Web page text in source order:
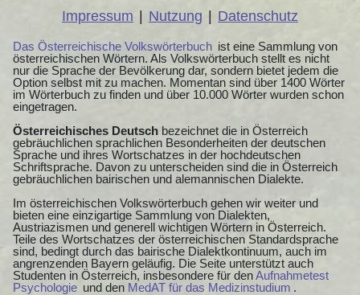
Impressum | Nutzung | Datenschutz
Das Österreichische Volkswörterbuch ist eine Sammlung von
österreichischen Wörtern. Als Volkswörterbuch stellt es nicht
nur die Sprache der Bevölkerung dar, sondern bietet jedem die
Option selbst mit zu machen. Momentan sind über 1400 Wörter
im Wörterbuch zu finden und über 10.000 Wörter wurden schon
eingetragen.
Österreichisches Deutsch bezeichnet die in Österreich
gebräuchlichen sprachlichen Besonderheiten der deutschen
Sprache und ihres Wortschatzes in der hochdeutschen
Schriftsprache. Davon zu unterscheiden sind die in Österreich
gebräuchlichen bairischen und alemannischen Dialekte.
Im österreichischen Volkswörterbuch gehen wir weiter und
bieten eine einzigartige Sammlung von Dialekten,
Austriazismen und generell wichtigen Wörtern in Österreich.
Teile des Wortschatzes der österreichischen Standardsprache
sind, bedingt durch das bairische Dialektkontinuum, auch im
angrenzenden Bayern geläufig. Die Seite unterstützt auch
Studenten in Österreich, insbesondere für denAufnahmetest
Psychologie und den MedAT für das Medizinstudium .